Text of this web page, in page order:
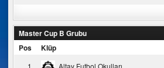
Master Cup B Grubu
Pos
Klüp
1 Altay Futbol Okulları